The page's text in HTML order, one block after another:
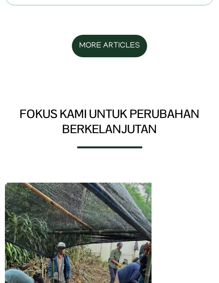
MORE ARTICLES
FOKUS KAMI UNTUK PERUBAHAN
BERKELANJUTAN